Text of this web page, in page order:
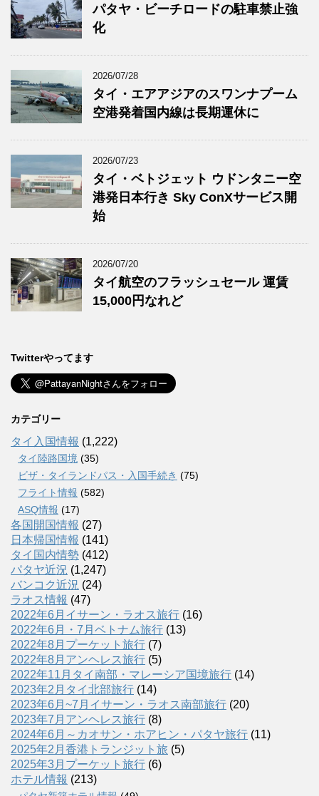
パタヤ・ビーチロードの駐車禁止強
化
2026/07/28
タイ・エアアジアのスワンナプーム
空港発着国内線は長期運休に
2026/07/23
タイ・ベトジェット ウドンタニー空
港発日本行き Sky ConXサービス開
始
2026/07/20
タイ航空のフラッシュセール 運賃
15,000円なれど
Twitterやってます
カテゴリー
タイ入国情報 (1,222)
タイ陸路国境 (35)
ビザ・タイランドパス・入国手続き (75)
フライト情報 (582)
ASQ情報 (17)
各国開国情報 (27)
日本帰国情報 (141)
タイ国内情勢 (412)
パタヤ近況 (1,247)
バンコク近況 (24)
ラオス情報 (47)
2022年6月イサーン・ラオス旅行 (16)
2022年6月・7月ベトナム旅行 (13)
2022年8月プーケット旅行 (7)
2022年8月アンヘレス旅行 (5)
2022年11月タイ南部・マレーシア国境旅行 (14)
2023年2月タイ北部旅行 (14)
2023年6月~7月イサーン・ラオス南部旅行 (20)
2023年7月アンヘレス旅行 (8)
2024年6月～カオサン・ホアヒン・パタヤ旅行 (11)
2025年2月香港トランジット旅 (5)
2025年3月プーケット旅行 (6)
ホテル情報 (213)